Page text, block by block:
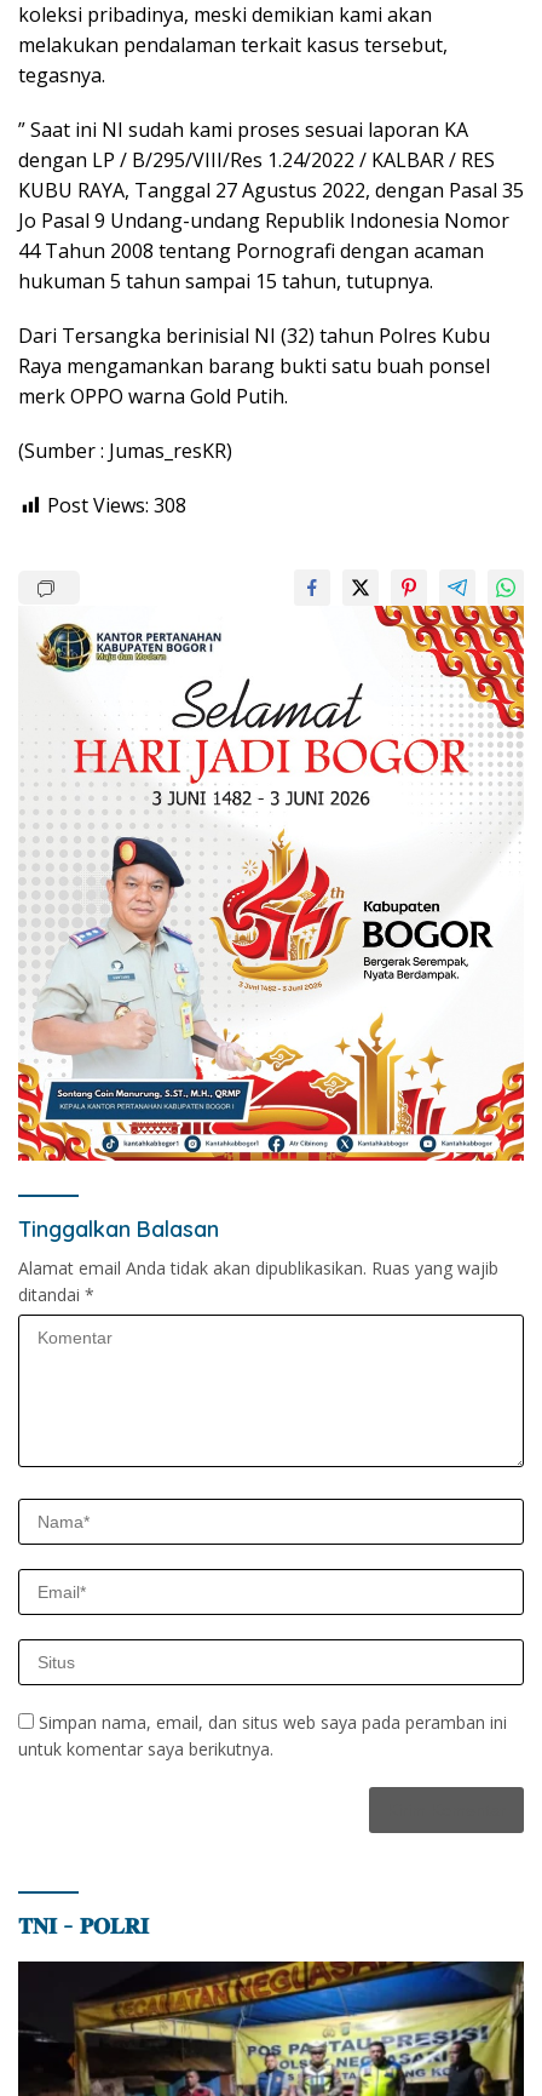
koleksi pribadinya, meski demikian kami akan
melakukan pendalaman terkait kasus tersebut,
tegasnya.
” Saat ini NI sudah kami proses sesuai laporan KA
dengan LP / B/295/VIII/Res 1.24/2022 / KALBAR / RES
KUBU RAYA, Tanggal 27 Agustus 2022, dengan Pasal 35
Jo Pasal 9 Undang-undang Republik Indonesia Nomor
44 Tahun 2008 tentang Pornografi dengan acaman
hukuman 5 tahun sampai 15 tahun, tutupnya.
Dari Tersangka berinisial NI (32) tahun Polres Kubu
Raya mengamankan barang bukti satu buah ponsel
merk OPPO warna Gold Putih.
(Sumber : Jumas_resKR)
Post Views: 308
Tinggalkan Balasan
Alamat email Anda tidak akan dipublikasikan. Ruas yang wajib
ditandai *
Simpan nama, email, dan situs web saya pada peramban ini
untuk komentar saya berikutnya.
𝐓𝐍𝐈 – 𝐏𝐎𝐋𝐑𝐈